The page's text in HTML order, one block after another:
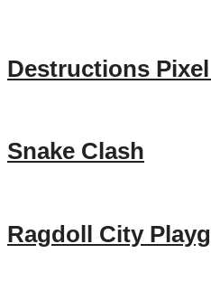
Destructions
Snake Clash
Ragdoll City